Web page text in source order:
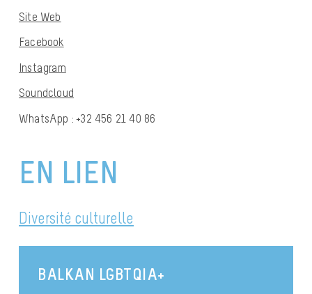
Site Web
Facebook
Instagram
Soundcloud
WhatsApp : +32 456 21 40 86
EN LIEN
Diversité culturelle
BALKAN LGBTQIA+